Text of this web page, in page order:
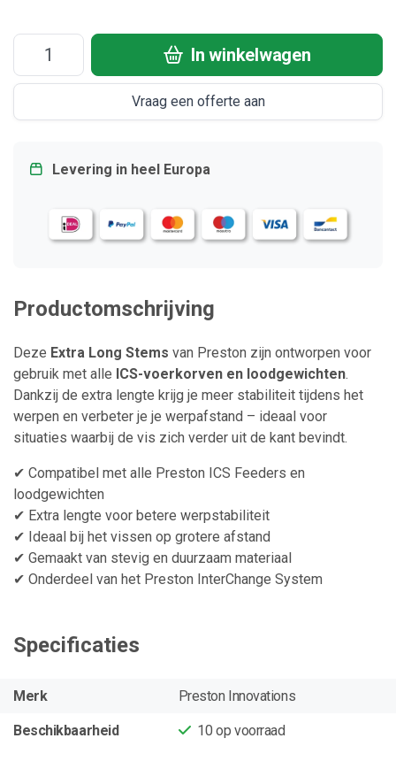
In winkelwagen
Vraag een offerte aan
Levering in heel Europa
Productomschrijving
Deze Extra Long Stems van Preston zijn ontworpen voor
gebruik met alle ICS-voerkorven en loodgewichten.
Dankzij de extra lengte krijg je meer stabiliteit tijdens het
werpen en verbeter je je werpafstand – ideaal voor
situaties waarbij de vis zich verder uit de kant bevindt.
✔ Compatibel met alle Preston ICS Feeders en
loodgewichten
✔ Extra lengte voor betere werpstabiliteit
✔ Ideaal bij het vissen op grotere afstand
✔ Gemaakt van stevig en duurzaam materiaal
✔ Onderdeel van het Preston InterChange System
Specificaties
Merk Preston Innovations
Beschikbaarheid 10 op voorraad